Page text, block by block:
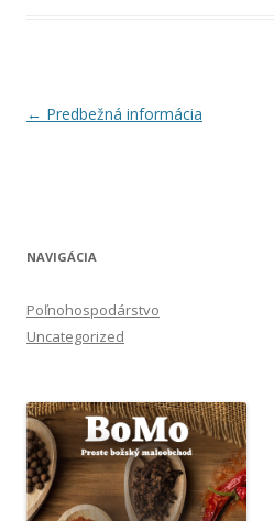
Post
← Predbežná informácia
NAVIGÁCIA
Poľnohospodárstvo
Uncategorized